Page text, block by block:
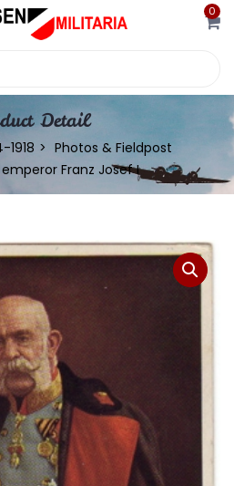
0
Detail
1918
Photos & Fieldpost
Franz Josef I